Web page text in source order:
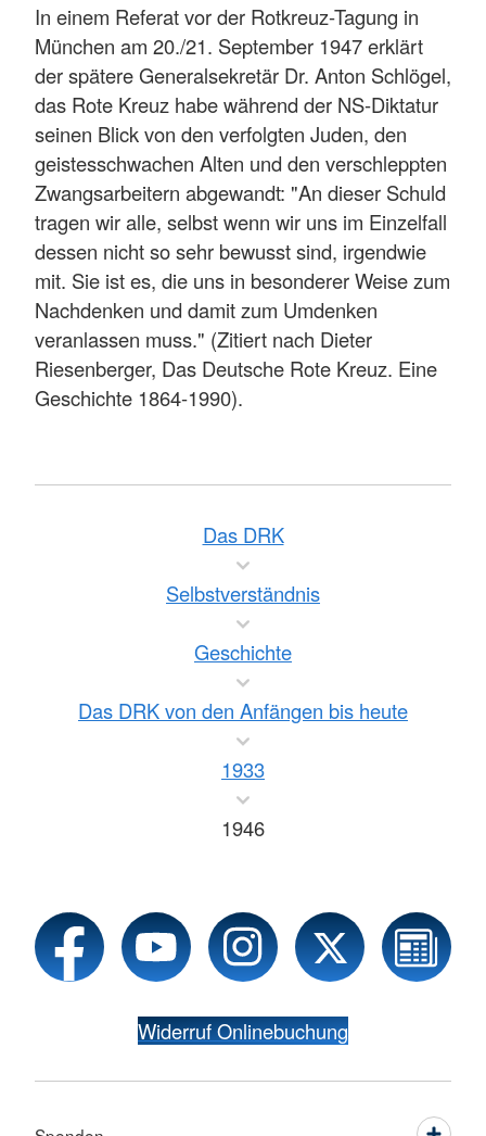
In einem Referat vor der Rotkreuz-Tagung in
München am 20./21. September 1947 erklärt
der spätere Generalsekretär Dr. Anton Schlögel,
das Rote Kreuz habe während der NS-Diktatur
seinen Blick von den verfolgten Juden, den
geistesschwachen Alten und den verschleppten
Zwangsarbeitern abgewandt: "An dieser Schuld
tragen wir alle, selbst wenn wir uns im Einzelfall
dessen nicht so sehr bewusst sind, irgendwie
mit. Sie ist es, die uns in besonderer Weise zum
Nachdenken und damit zum Umdenken
veranlassen muss." (Zitiert nach Dieter
Riesenberger, Das Deutsche Rote Kreuz. Eine
Geschichte 1864-1990).
Das DRK
Selbstverständnis
Geschichte
Das DRK von den Anfängen bis heute
1933
1946
Widerruf Onlinebuchung